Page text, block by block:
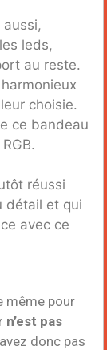
leds,
au reste.
choisie.
ce bandeau
réussi
détail et qui
avec ce
même pour
pas
donc pas